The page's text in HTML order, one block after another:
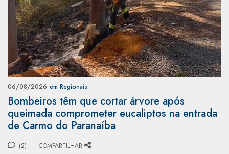
06/08/2026 em Regionais
Bombeiros têm que cortar árvore após
queimada comprometer eucaliptos na entrada
de Carmo do Paranaíba
(2) COMPARTILHAR